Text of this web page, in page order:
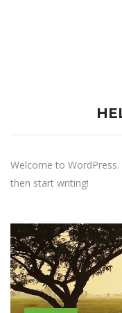
Welcome to
then start writing!